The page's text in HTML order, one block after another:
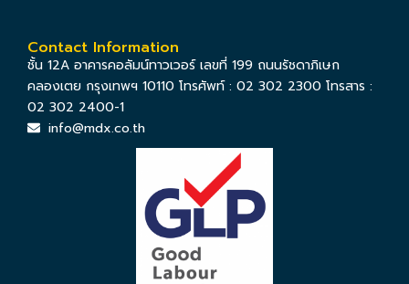
Contact Information
ชั้น 12A อาคารคอลัมน์ทาวเวอร์ เลขที่ 199 ถนนรัชดาภิเษก
คลองเตย กรุงเทพฯ 10110 โทรศัพท์ : 02 302 2300 โทรสาร :
02 302 2400-1
info@mdx.co.th